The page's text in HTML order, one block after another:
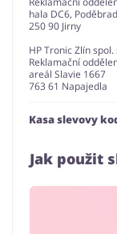
hala DC6,
250 90 Jirny
HP Tronic Zlín spol.
Reklamační
areál Slavie 1667
763 61 Napajedla
Kasa slevovy
Jak použit